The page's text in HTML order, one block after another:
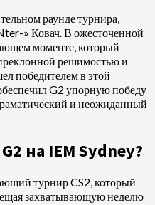
раунде турнира,
⁠» Ковач. В ожесточенной
моменте, который
решимостью и
победителем в этой
G2 упорную победу
и неожиданный
на IEM Sydney?
турнир CS2, который
захватывающую неделю